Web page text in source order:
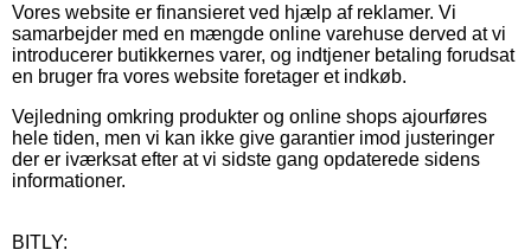
Vores website er finansieret ved hjælp af reklamer. Vi
samarbejder med en mængde online varehuse derved at vi
introducerer butikkernes varer, og indtjener betaling forudsat
en bruger fra vores website foretager et indkøb.
Vejledning omkring produkter og online shops ajourføres
hele tiden, men vi kan ikke give garantier imod justeringer
der er iværksat efter at vi sidste gang opdaterede sidens
informationer.
BITLY: